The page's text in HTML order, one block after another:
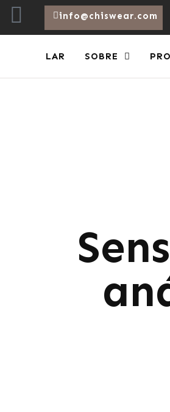
info@chiswear.com
LAR SOBRE